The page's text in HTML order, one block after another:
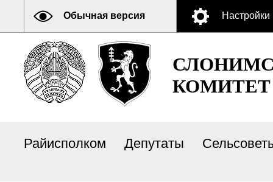
Обычная версия Настройки
КОМИТЕТ
Райисполком Депутаты